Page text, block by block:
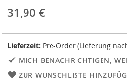
31,90 €
Lieferzeit: Pre-Order (Lieferung
MICH BENACHRICHTIGEN,
ZUR WUNSCHLISTE